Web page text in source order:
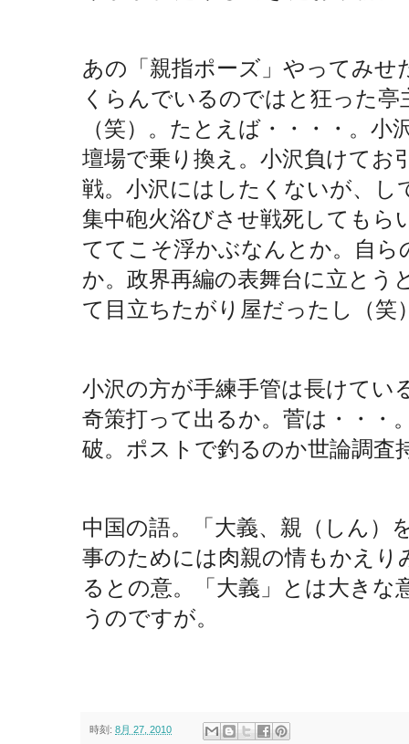
あの「親指ポーズ」やってみ
くらんでいるのではと狂った
（笑）。たとえば・・・・。
壇場で乗り換え。小沢負けてお
戦。小沢にはしたくないが、し
集中砲火浴びさせ戦死してもら
ててこそ浮かぶなんとか。自ら
か。政界再編の表舞台に立とう
て目立ちたがり屋だったし（笑
小沢の方が手練手管は長けてい
奇策打って出るか。菅は・・・
破。ポストで釣るのか世論調査
中国の語。「大義、親（しん）
事のためには肉親の情もかえり
るとの意。「大義」とは大きな
うのですが。
時刻: 8月 27, 2010